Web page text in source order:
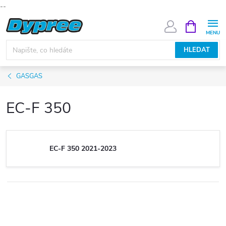
--
Přejít
na
obsah
HLEDAT
NÁKUPNÍ
KOŠÍK
GASGAS
EC-F 350
EC-F 350 2021-2023